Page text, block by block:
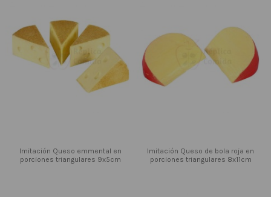
Imitación Queso emmental en
porciones triangulares 9x5cm
Imitación Queso de bola roja en
porciones triangulares 8x11cm